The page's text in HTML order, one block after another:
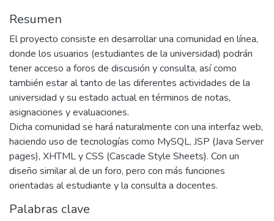
Resumen
El proyecto consiste en desarrollar una comunidad en línea,
donde los usuarios (estudiantes de la universidad) podrán
tener acceso a foros de discusión y consulta, así como
también estar al tanto de las diferentes actividades de la
universidad y su estado actual en términos de notas,
asignaciones y evaluaciones.
Dicha comunidad se hará naturalmente con una interfaz web,
haciendo uso de tecnologías como MySQL, JSP (Java Server
pages), XHTML y CSS (Cascade Style Sheets). Con un
diseño similar al de un foro, pero con más funciones
orientadas al estudiante y la consulta a docentes.
Palabras clave